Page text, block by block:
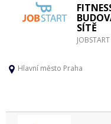
SÍTĚ
Hlavní město Praha